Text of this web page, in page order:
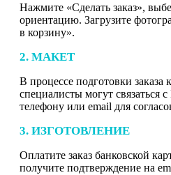
Нажмите «Сделать заказ»,
ориентацию. Загрузите
в корзину».
2. МАКЕТ
В процессе подготовки заказа
специалисты могут связаться
телефону или email для
3. ИЗГОТОВЛЕНИЕ
Оплатите заказ банковской
получите подтверждение на